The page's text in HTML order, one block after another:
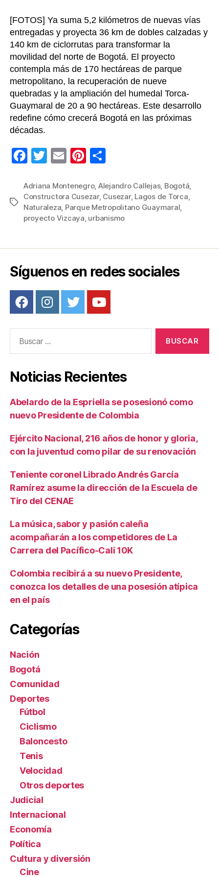
[FOTOS] Ya suma 5,2 kilómetros de nuevas vías
entregadas y proyecta 36 km de dobles calzadas y
140 km de ciclorrutas para transformar la
movilidad del norte de Bogotá. El proyecto
contempla más de 170 hectáreas de parque
metropolitano, la recuperación de nueve
quebradas y la ampliación del humedal Torca-
Guaymaral de 20 a 90 hectáreas. Este desarrollo
redefine cómo crecerá Bogotá en las próximas
décadas.
F
c
e
b
o
k
T
tt
er
E
ail
Pi
er
e
st
m
p
ar
Etiquetas
Adriana Montenegro, Alejandro Callejas, Bogotá,
Constructora Cusezar, Cusezar, Lagos de Torca,
Naturaleza, Parque Metropolitano Guaymaral,
proyecto Vizcaya, urbanismo
Síguenos en redes sociales
Noticias Recientes
Abelardo de la Espriella se posesionó como
nuevo Presidente de Colombia
Ejército Nacional, 216 años de honor y gloria,
con la juventud como pilar de su renovación
Teniente coronel Librado Andrés García
Ramírez asume la dirección de la Escuela de
Tiro del CENAE
La música, sabor y pasión caleña
acompañarán a los competidores de La
Carrera del Pacífico-Cali 10K
Colombia recibirá a su nuevo Presidente,
conozca los detalles de una posesión atípica
en el país
Categorías
Nación
Bogotá
Comunidad
Deportes
Fútbol
Ciclismo
Baloncesto
Tenis
Velocidad
Otros deportes
Judicial
Internacional
Economía
Política
Cultura y diversión
Cine